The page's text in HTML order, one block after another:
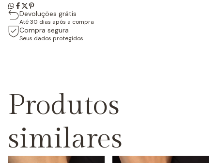
Devoluções grátis
Até 30 dias após a compra
Compra segura
Seus dados protegidos
Produtos
similares